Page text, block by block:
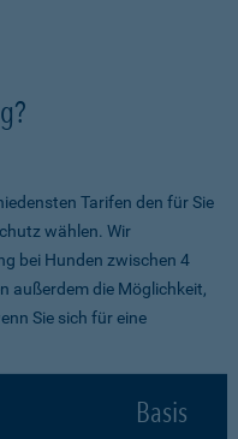
Tarifen den für Sie
wählen. Wir
bei Hunden zwischen 4
außerdem die Möglichkeit,
Sie sich für eine
Basis